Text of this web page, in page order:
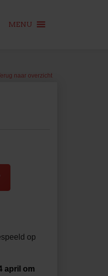
MENU
naar overzicht
op
april om